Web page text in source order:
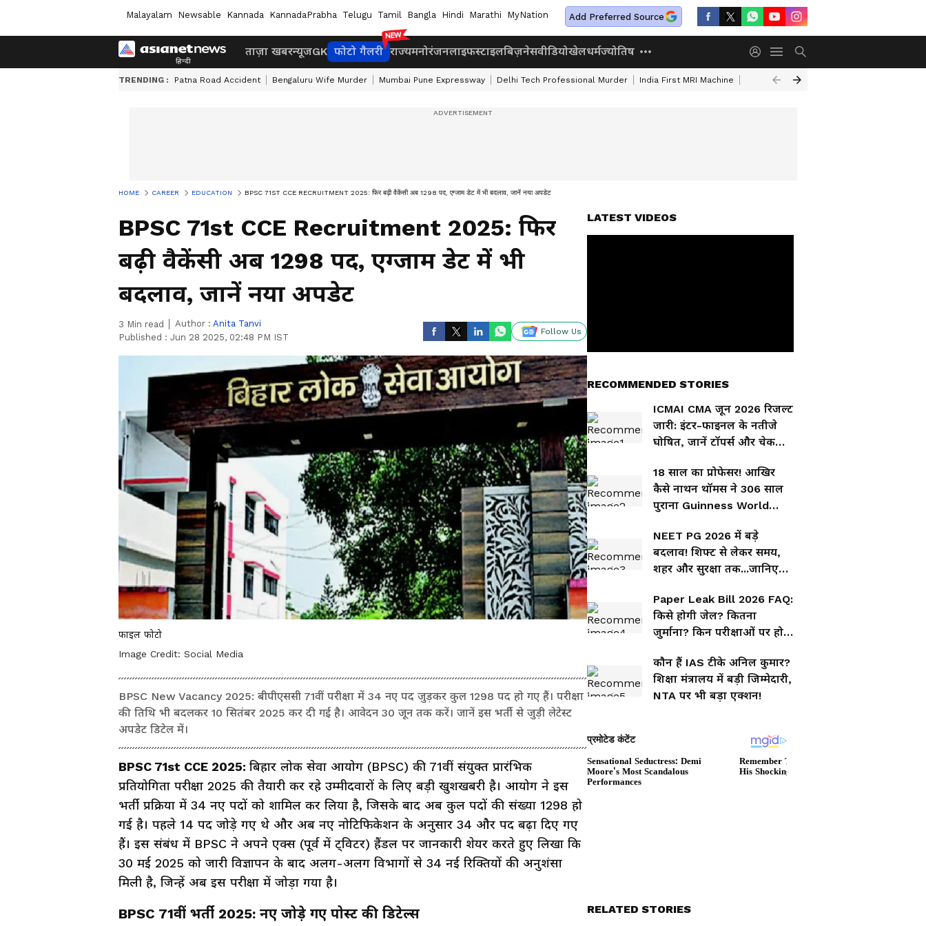
Malayalam Newsable Kannada KannadaPrabha Telugu Tamil Bangla Hindi Marathi MyNation Add Preferred Source
ताज़ा खबरन्यूजGK फोटो गैलरी राज्यमनोरंजनलाइफस्टाइलबिज़नेसवीडियोखेलधर्मज्योतिष
TRENDING : Patna Road Accident Bengaluru Wife Murder Mumbai Pune Expressway Delhi Tech Professional Murder India First MRI Machine Independence Day Speech In Hindi
HOME CAREER EDUCATION BPSC 71ST CCE RECRUITMENT 2025: फिर बढ़ी वैकेंसी अब 1298 पद, एग्जाम डेट में भी बदलाव, जानें नया अपडेट
BPSC 71st CCE Recruitment 2025: फिर
बढ़ी वैकेंसी अब 1298 पद, एग्जाम डेट में भी
बदलाव, जानें नया अपडेट
3 Min read Author : Anita Tanvi
Published : Jun 28 2025, 02:48 PM IST
Follow Us
फाइल फोटो
Image Credit: Social Media
BPSC New Vacancy 2025: बीपीएससी 71वीं परीक्षा में 34 नए पद जुड़कर कुल 1298 पद हो गए हैं। परीक्षा
की तिथि भी बदलकर 10 सितंबर 2025 कर दी गई है। आवेदन 30 जून तक करें। जानें इस भर्ती से जुड़ी लेटेस्ट
अपडेट डिटेल में।
BPSC 71st CCE 2025: बिहार लोक सेवा आयोग (BPSC) की 71वीं संयुक्त प्रारंभिक
प्रतियोगिता परीक्षा 2025 की तैयारी कर रहे उम्मीदवारों के लिए बड़ी खुशखबरी है। आयोग ने इस
भर्ती प्रक्रिया में 34 नए पदों को शामिल कर लिया है, जिसके बाद अब कुल पदों की संख्या 1298 हो
गई है। पहले 14 पद जोड़े गए थे और अब नए नोटिफिकेशन के अनुसार 34 और पद बढ़ा दिए गए
हैं। इस संबंध में BPSC ने अपने एक्स (पूर्व में ट्विटर) हैंडल पर जानकारी शेयर करते हुए लिखा कि
30 मई 2025 को जारी विज्ञापन के बाद अलग-अलग विभागों से 34 नई रिक्तियों की अनुशंसा
मिली है, जिन्हें अब इस परीक्षा में जोड़ा गया है।
BPSC 71वीं भर्ती 2025: नए जोड़े गए पोस्ट की डिटेल्स
LATEST VIDEOS
RECOMMENDED STORIES
ICMAI CMA जून 2026 रिजल्ट
जारी: इंटर-फाइनल के नतीजे
घोषित, जानें टॉपर्स और चेक
18 साल का प्रोफेसर! आखिर
कैसे नाथन थॉमस ने 306 साल
पुराना Guinness World
NEET PG 2026 में बड़े
बदलाव! शिफ्ट से लेकर समय,
शहर और सुरक्षा तक...जानिए
Paper Leak Bill 2026 FAQ:
किसे होगी जेल? कितना
जुर्माना? किन परीक्षाओं पर होगा
जवाब
कौन हैं IAS टीके अनिल कुमार?
शिक्षा मंत्रालय में बड़ी जिम्मेदारी,
NTA पर भी बड़ा एक्शन!
RELATED STORIES